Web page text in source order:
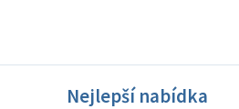
Nejlepší nabídka